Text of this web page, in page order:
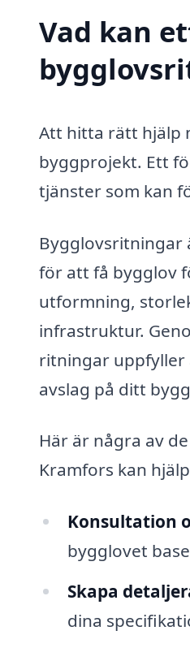
Vad kan
Att hitta rätt hjälp
byggprojekt. Ett
tjänster som kan
Bygglovsritningar
för att få bygglov
utformning,
infrastruktur.
ritningar uppfyller
avslag på ditt
Här är några av
Kramfors kan
Konsultation
bygglovet
Skapa
dina